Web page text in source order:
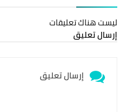
ليست هناك تعليقات
إرسال تعليق
إرسال تعليق